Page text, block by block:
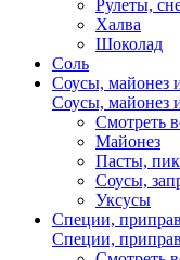
Рулеты,
Халва
Шоколад
Соль
Соусы, майонез
Соусы, майонез
Смотреть
Майонез
Пасты,
Соусы,
Уксусы
Специи,
Специи,